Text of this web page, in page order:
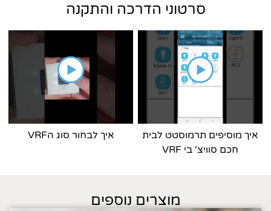
סרטוני הדרכה והתקנה
איך מוסיפים תרמוסטט לבית
חכם סוויצ' בי VRF
איך לבחור סוג הVRF
מוצרים נוספים